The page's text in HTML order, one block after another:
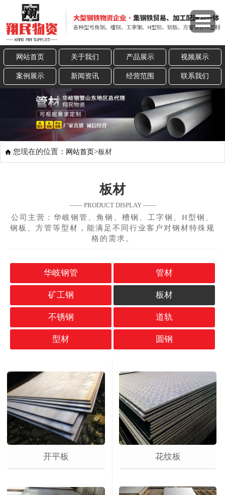
网站首页 关于我们 产品展示 视频展示
案例展示 新闻资讯 经营范围 联系我们
您现在的位置： 网站首页>板材
板材
—— PRODUCT DISPLAY ——
公司主营：华岐钢管、角钢、槽钢、工字钢、H型钢、
钢板、方管等型材，能满足不同行业客户对钢材特殊规
格的需求。
华岐钢管 管材
矿工钢 板材
不锈钢 道轨
型材 圆钢
开平板 花纹板